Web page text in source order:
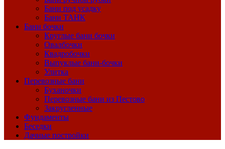
Бани под усадку
Бани ТАНК
Бани бочки
Круглые бани бочки
Овалбочки
Квадробочки
Выпуклые бани-бочки
Улитка
Перевозные бани
Буханочки
Перевозные бани из Пестово
Закругленные
Фундаменты
Беседки
Дачные постройки